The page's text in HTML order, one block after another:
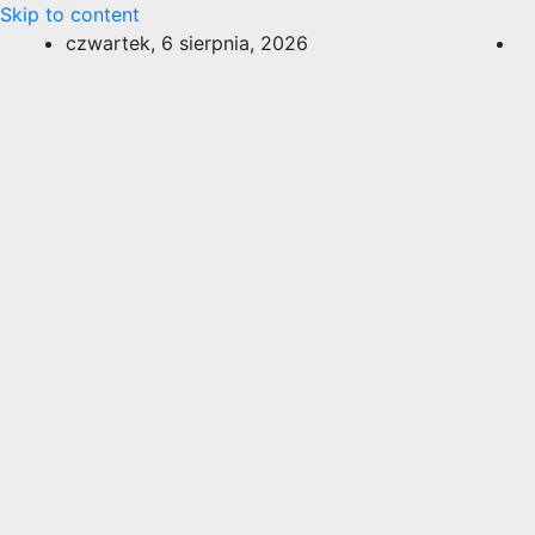
Skip to content
czwartek, 6 sierpnia, 2026